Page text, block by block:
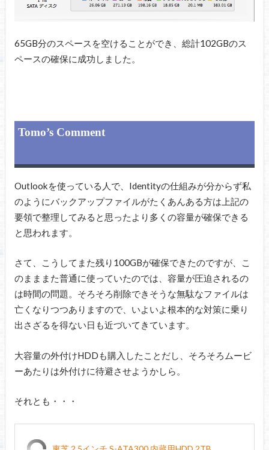
65GB分のスペースを空けることができ、総計102GBのス
ペースの確保に成功しました。
Tomo’s Comment
Outlookを使っている人で、Identityの仕組みが分からず私
のようにバックアップファイルがたくあんある方は上記の
要領で整理してみると思ったより多くの容量が確保できる
と思われます。
さて、こうしてまた残り100GBが確保できたのですが、こ
のまままた普通に使っていたのでは、容量が圧迫されるの
は時間の問題。そろそろ削除できそうな無駄なファイルは
亡くなりつつありますので、いよいよ根本的な対策に乗り
出さざるを得ない日も近づいてきています。
大容量の外付けHDDも購入したことだし、そろそろムービ
ーあたりは外付けに待避させようかしら。
それとも・・・